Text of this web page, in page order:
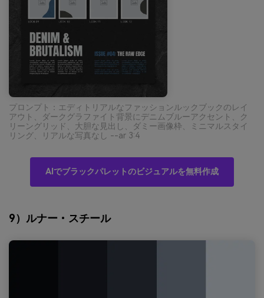
プロンプト：エディトリアルなファッションルックブックのレイ
アウト、ダークグラファイト背景にデニムブルーアクセント、ク
リーングリッド、大胆な見出し、ダミー画像枠、ミニマルスタイ
リング、リアルな写真なし --ar 3:4
AIでブラックパレットのビジュアルを無料作成
9）ルナー・スチール